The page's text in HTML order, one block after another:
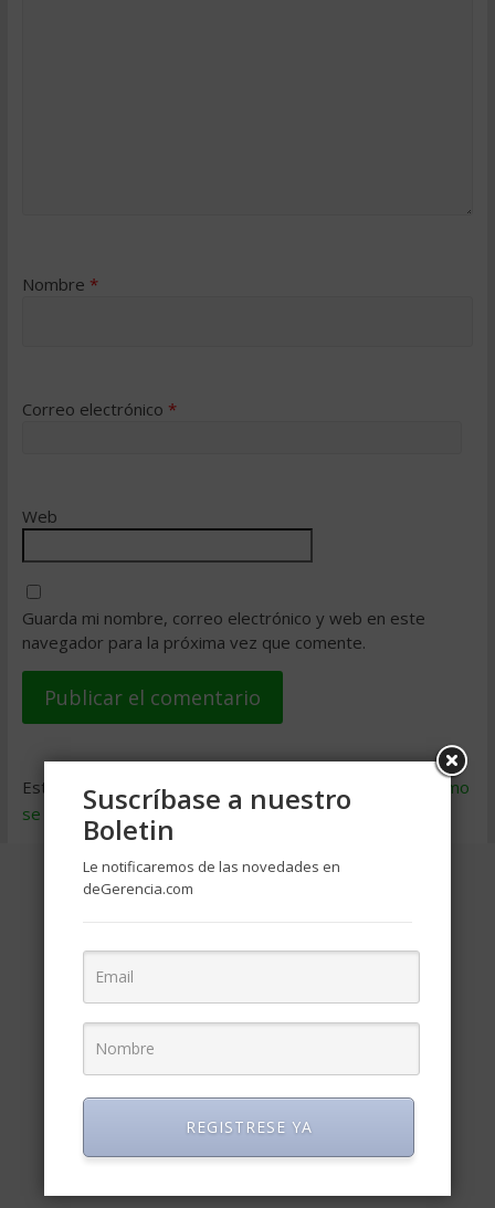
Nombre *
Correo electrónico *
Web
Guarda mi nombre, correo electrónico y web en este
navegador para la próxima vez que comente.
Este sitio usa Akismet para reducir el spam.
Aprende cómo
se procesan los datos de tus comentarios.
Suscríbase a nuestro
Boletin
Le notificaremos de las novedades en
deGerencia.com
REGISTRESE YA